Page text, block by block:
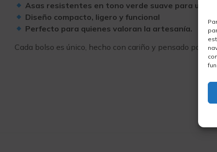
Asas resistentes en tono verde suave para un
Diseño compacto, ligero y funcional
Perfecto para quienes valoran la artesanía.
Cada bolso es único, hecho con cariño y pensado para